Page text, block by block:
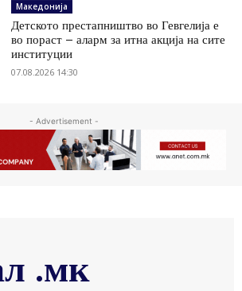
Македонија
Детското престапништво во Гевгелија е
во пораст – аларм за итна акција на сите
институции
07.08.2026 14:30
- Advertisement -
.мк